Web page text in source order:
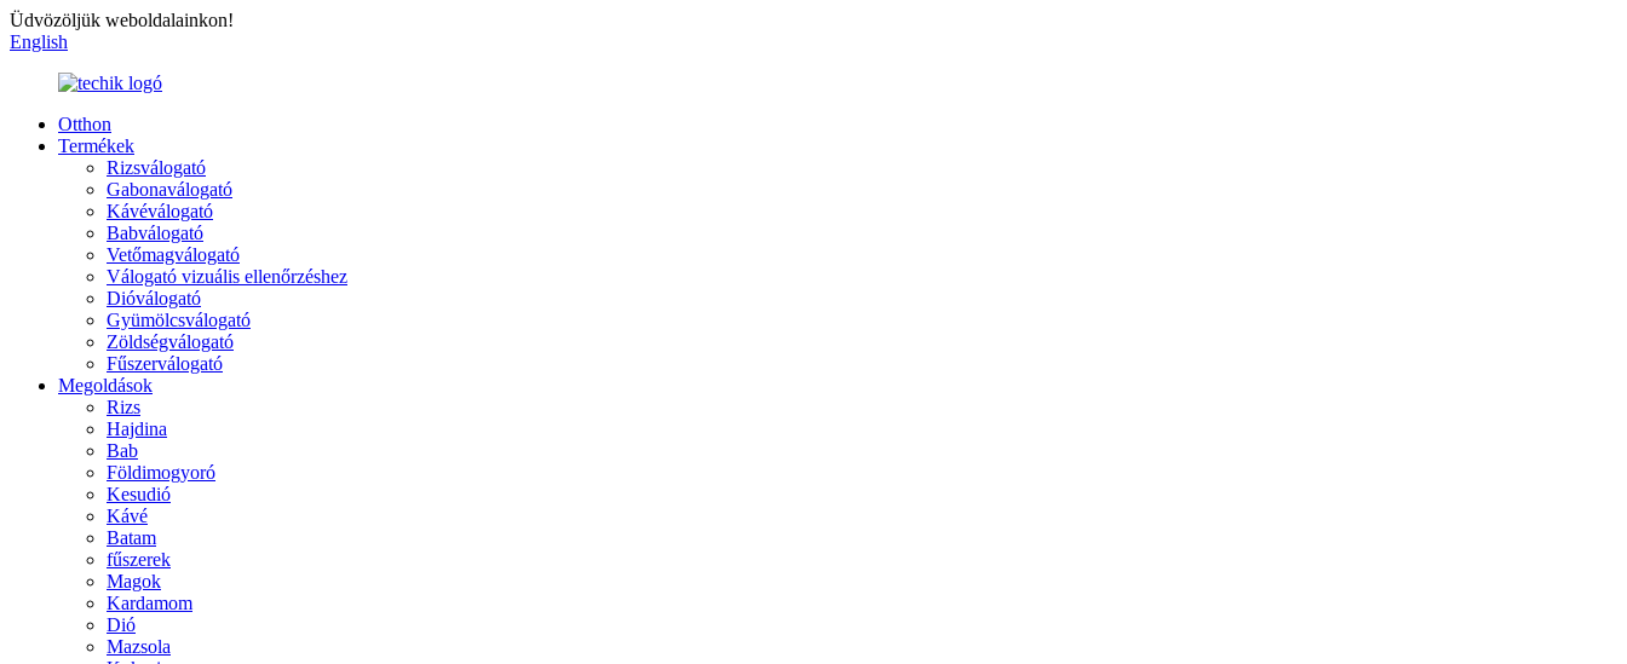
Üdvözöljük weboldalainkon!
English
Otthon
Termékek
Rizsválogató
Gabonaválogató
Kávéválogató
Babválogató
Vetőmagválogató
Válogató vizuális ellenőrzéshez
Dióválogató
Gyümölcsválogató
Zöldségválogató
Fűszerválogató
Megoldások
Rizs
Hajdina
Bab
Földimogyoró
Kesudió
Kávé
Batam
fűszerek
Magok
Kardamom
Dió
Mazsola